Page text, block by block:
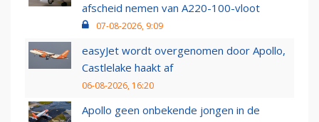
afscheid nemen van A220-100-vloot
07-08-2026, 9:09
easyJet wordt overgenomen door Apollo,
Castlelake haakt af
06-08-2026, 16:20
Apollo geen onbekende jongen in de